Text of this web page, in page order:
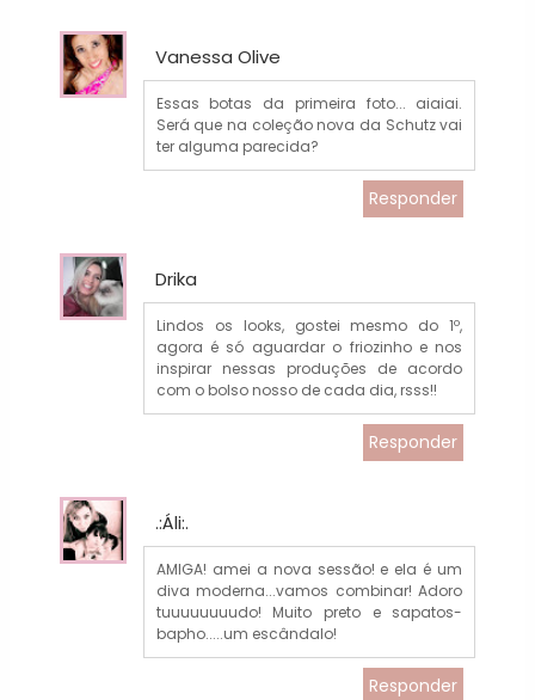
Vanessa Olive
Essas botas da primeira foto... aiaiai.
Será que na coleção nova da Schutz vai
ter alguma parecida?
Responder
Drika
Lindos os looks, gostei mesmo do 1º,
agora é só aguardar o friozinho e nos
inspirar nessas produções de acordo
com o bolso nosso de cada dia, rsss!!
Responder
.:Áli:.
AMIGA! amei a nova sessão! e ela é um
diva moderna...vamos combinar! Adoro
tuuuuuuuudo! Muito preto e sapatos-
bapho.....um escândalo!
Responder